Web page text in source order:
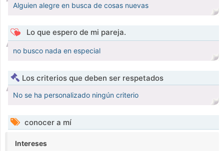
Alguien alegre en busca de cosas nuevas
Lo que espero de mi pareja.
no busco nada en especial
Los criterios que deben ser respetados
No se ha personalizado ningún criterio
conocer a mí
Intereses